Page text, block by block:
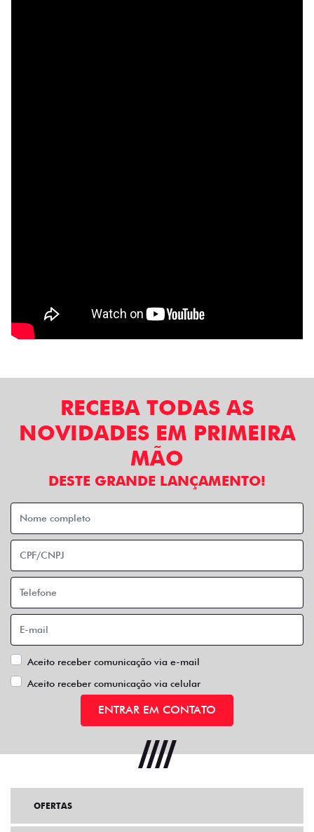
RECEBA TODAS AS
NOVIDADES EM PRIMEIRA
MÃO
DESTE GRANDE LANÇAMENTO!
Aceito receber comunicação via e-mail
Aceito receber comunicação via celular
ENTRAR EM CONTATO
OFERTAS